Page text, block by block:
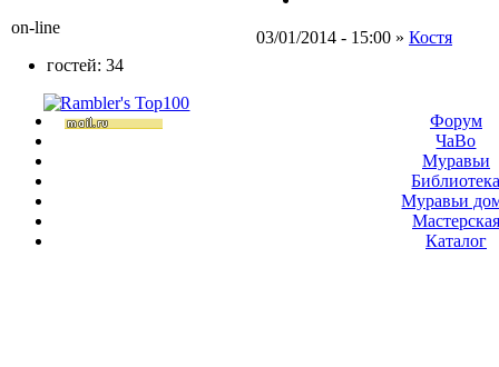
03/01/2014 - 15:00 » Костя
on-line
гостей: 34
Форум
ЧаВо
Муравьи
Муравьи
Мастерская
Каталог